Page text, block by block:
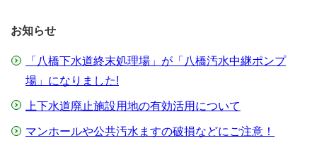
お知らせ
「八橋下水道終末処理場」が「八橋汚水中継ポンプ
場」になりました!
上下水道廃止施設用地の有効活用について
マンホールや公共汚水ますの破損などにご注意！